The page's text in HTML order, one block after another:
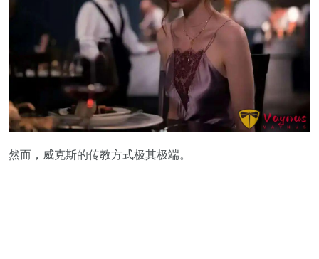
然而，威克斯的传教方式极其极端。